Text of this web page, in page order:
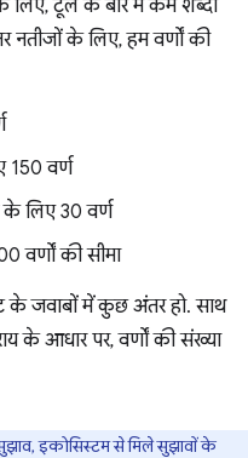
लिए, टूल के बारे में कम शब्दों
के लिए, हम वर्णों की
150 वर्ण
लिए 30 वर्ण
की सीमा
जवाबों में कुछ अंतर हो. साथ
के आधार पर, वर्णों की संख्या
इकोसिस्टम से मिले सुझावों के